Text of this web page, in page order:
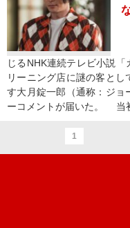
じるNHK連続テレビ小説
リーニング店に謎の客と
す大月錠一郎（通称：ジョ
ーコメントが届いた。 当
1